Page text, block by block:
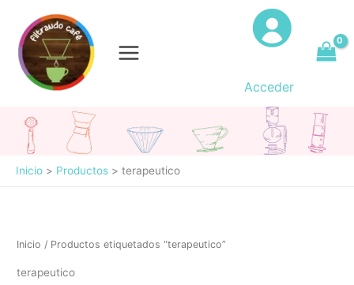
contenido
Acceder
Inicio Productos terapeutico
Inicio / Productos etiquetados “terapeutico”
terapeutico